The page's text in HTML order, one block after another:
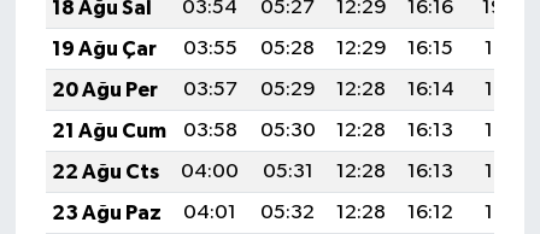
18 Ağu Sal
03:54 05:27 12:29 16:16
19:20
19 Ağu Çar
03:55 05:28 12:29 16:15
19:19
20 Ağu Per
03:57 05:29 12:28 16:14
19:18
21 Ağu Cum
03:58 05:30 12:28 16:13
19:16
22 Ağu Cts
04:00 05:31 12:28 16:13
19:15
23 Ağu Paz
04:01 05:32 12:28 16:12
19:13